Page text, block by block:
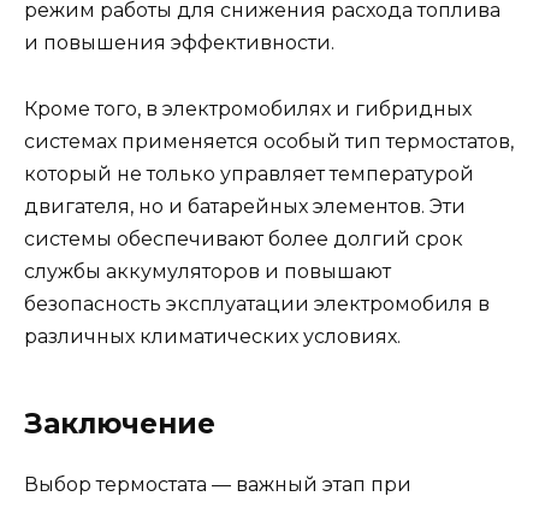
режим работы для снижения расхода топлива
и повышения эффективности.
Кроме того, в электромобилях и гибридных
системах применяется особый тип термостатов,
который не только управляет температурой
двигателя, но и батарейных элементов. Эти
системы обеспечивают более долгий срок
службы аккумуляторов и повышают
безопасность эксплуатации электромобиля в
различных климатических условиях.
Заключение
Выбор термостата — важный этап при